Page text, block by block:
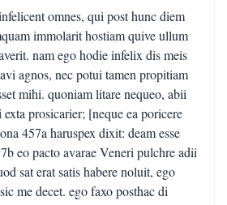
omnes, qui post hunc diem
immolarit hostiam quive ullum
nam ego hodie infelix dis meis
agnos, nec potui tamen propitiam
mihi. quoniam litare nequeo, abii
prosicarier; [neque ea poricere
457a haruspex dixit: deam esse
eo pacto avarae Veneri pulchre adii
sat erat satis habere noluit, ego
me decet. ego faxo posthac di